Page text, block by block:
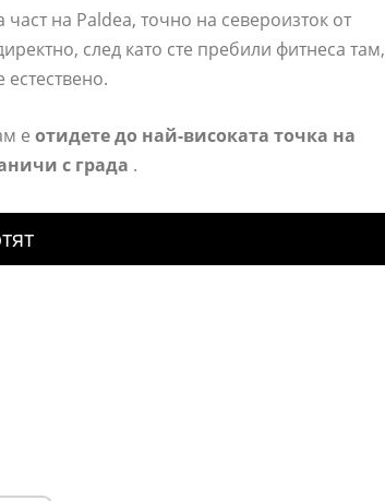
на Paldea, точно на североизток от
след като сте пребили фитнеса там,
е отидете до най-високата точка на
с града .